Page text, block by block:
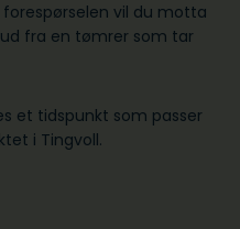
vil du motta
fra en tømrer som tar
et tidspunkt som passer
i Tingvoll.